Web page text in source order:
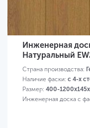
Инженерная
Натуральный
Страна производства:
Наличие фаски: с 4-х
Размер: 400-
Инженерная доска с